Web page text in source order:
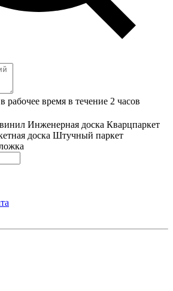
рабочее время в течение 2 часов
Инженерная доска Кварцпаркет
доска Штучный паркет